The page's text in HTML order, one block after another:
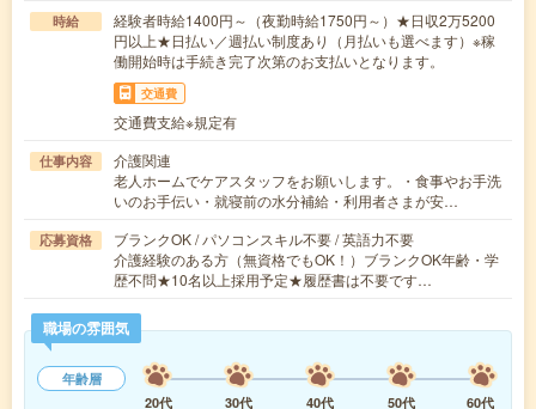
時給
経験者時給1400円～（夜勤時給1750円～）★日収2万5200
円以上★日払い／週払い制度あり（月払いも選べます）※稼
働開始時は手続き完了次第のお支払いとなります。
交通費
交通費支給※規定有
仕事内容
介護関連
老人ホームでケアスタッフをお願いします。・食事やお手洗
いのお手伝い・就寝前の水分補給・利用者さまが安…
応募資格
ブランクOK / パソコンスキル不要 / 英語力不要
介護経験のある方（無資格でもOK！）ブランクOK年齢・学
歴不問★10名以上採用予定★履歴書は不要です…
職場の雰囲気
年齢層
20代
30代 40代 50代
60代